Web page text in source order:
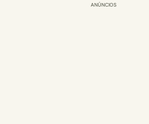
ANÚNCIOS